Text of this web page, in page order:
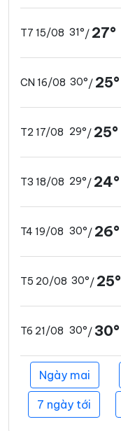
T7 15/08 31°/ 27°
CN 16/08 30°/ 25°
T2 17/08 29°/ 25°
T3 18/08 29°/ 24°
T4 19/08 30°/ 26°
T5 20/08 30°/ 25°
T6 21/08 30°/30°
Ngày mai
7 ngày tới